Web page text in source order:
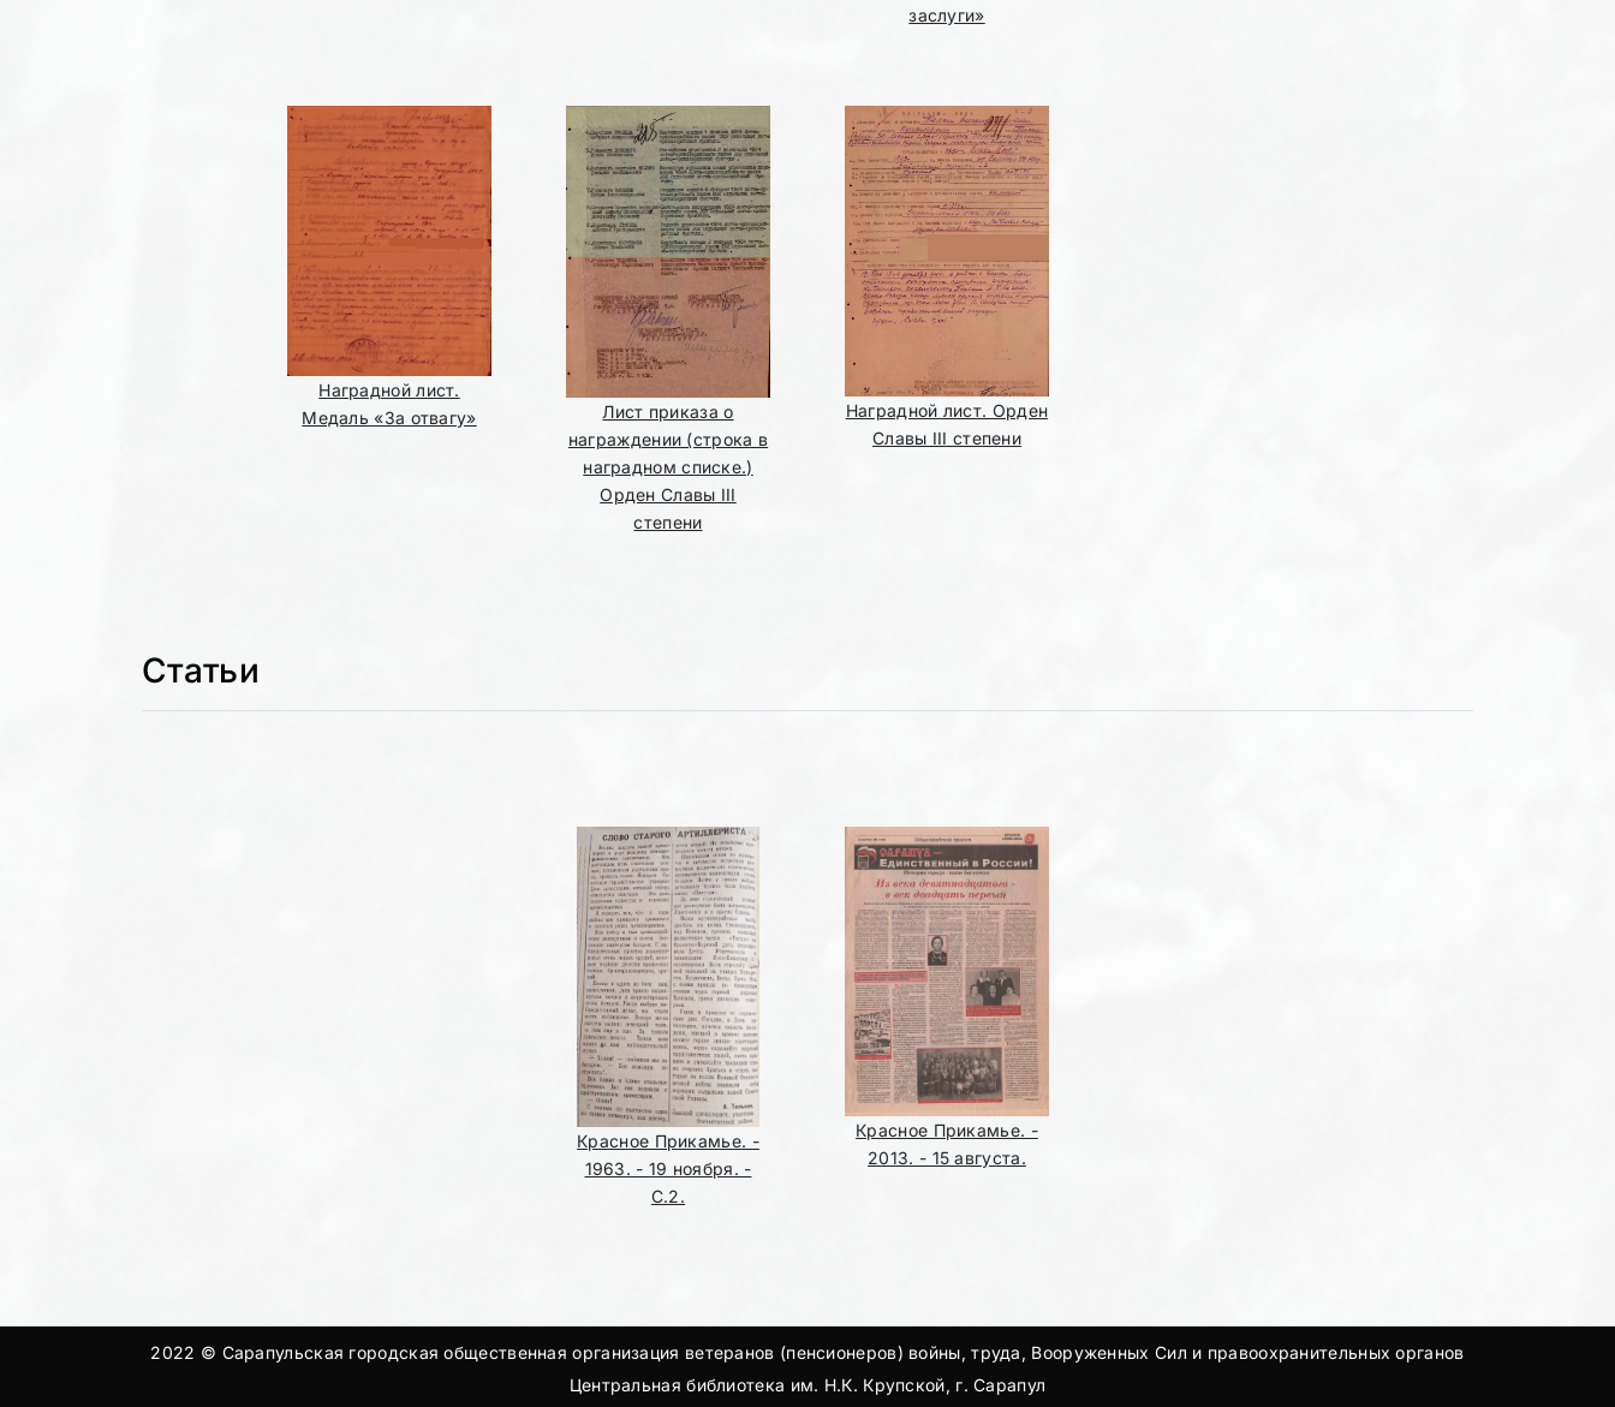
заслуги»
Наградной лист.
Медаль «За отвагу»
Лист приказа о
награждении (строка в
наградном списке.)
Орден Славы III
степени
Наградной лист. Орден
Славы III степени
Статьи
Красное Прикамье. -
1963. - 19 ноября. -
С.2.
Красное Прикамье. -
2013. - 15 августа.
2022 © Сарапульская городская общественная организация ветеранов (пенсионеров) войны, труда, Вооруженных Сил и правоохранительных органов
Центральная библиотека им. Н.К. Крупской, г. Сарапул